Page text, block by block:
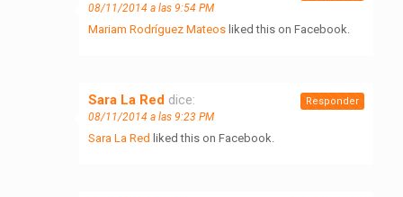
08/11/2014 a las 9:54 PM
Mariam Rodríguez Mateos liked this on Facebook.
Sara La Red dice:
08/11/2014 a las 9:23 PM
Sara La Red liked this on Facebook.
Responder